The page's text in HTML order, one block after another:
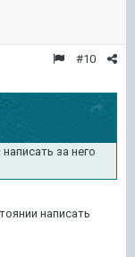
#10
за него
написать